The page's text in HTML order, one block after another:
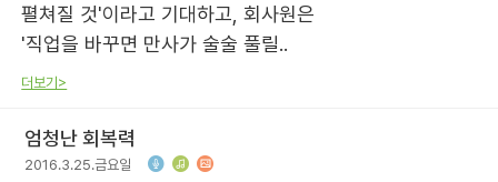
펼쳐질 것'이라고 기대하고, 회사원은
'직업을 바꾸면 만사가 술술 풀릴..
더보기>
엄청난 회복력
2016.3.25.금요일